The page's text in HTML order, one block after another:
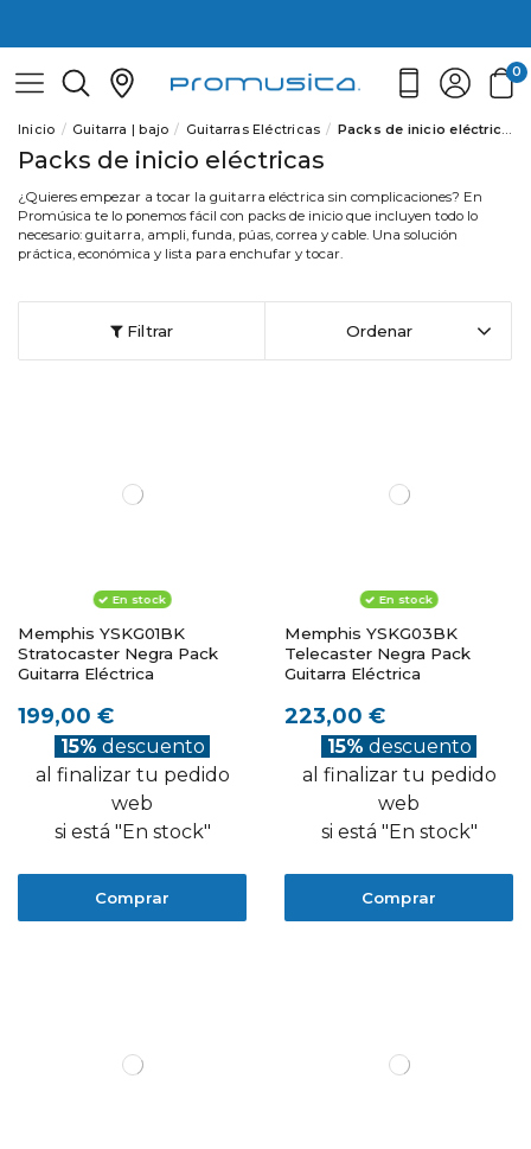
0
Inicio Guitarra | bajo Guitarras Eléctricas Packs de inicio eléctricas
Packs de inicio eléctricas
¿Quieres empezar a tocar la guitarra eléctrica sin complicaciones? En
Promúsica te lo ponemos fácil con packs de inicio que incluyen todo lo
necesario: guitarra, ampli, funda, púas, correa y cable. Una solución
práctica, económica y lista para enchufar y tocar.
Filtrar Ordenar
En stock
Memphis YSKG01BK
Stratocaster Negra Pack
Guitarra Eléctrica
199,00 €
15% descuento
al finalizar tu pedido
web
si está "En stock"
Comprar
En stock
Memphis YSKG03BK
Telecaster Negra Pack
Guitarra Eléctrica
223,00 €
15% descuento
al finalizar tu pedido
web
si está "En stock"
Comprar